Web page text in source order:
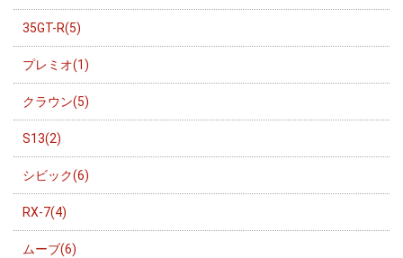
35GT-R(5)
プレミオ(1)
クラウン(5)
S13(2)
シビック(6)
RX-7(4)
ムーブ(6)